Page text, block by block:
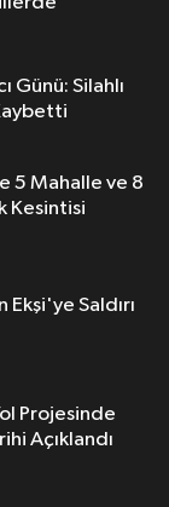
Günü: Silahlı
5 Mahalle ve 8
Kesintisi
Ekşi'ye Saldırı
Projesinde
Açıklandı